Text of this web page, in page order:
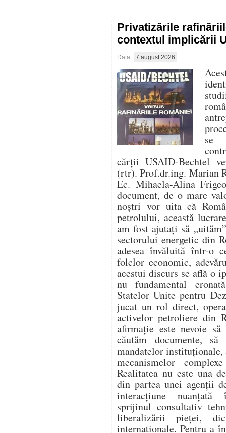
Privatizările
contextul implicării
Data: 7 august 2026
se
cărții USAID-Bechtel
(rtr). Prof.dr.ing. Marian
Ec. Mihaela-Alina
document, de o mare
noștri vor uita că
petrolului, această
am fost ajutați să
sectorului energetic din
adesea învăluită într-o
folclor economic,
acestui discurs se află o
nu fundamental
Statelor Unite pentru
jucat un rol direct,
activelor petroliere din
afirmație este nevoie
căutăm documente,
mandatelor instituționale,
mecanismelor
Realitatea nu este una
din partea unei agenții
interacțiune
sprijinul consultativ
liberalizării pieței,
internaționale. Pentru a